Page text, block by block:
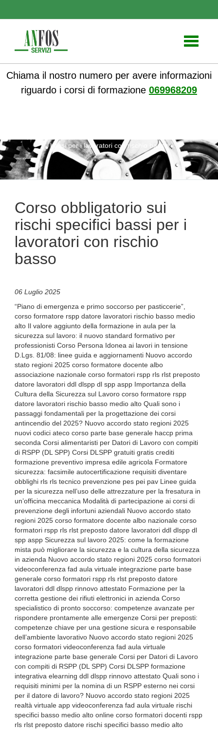
Toggle
Chiama il nostro numero per avere informazioni
riguardo i corsi di formazione 069968209
bassi per i lavoratori con rischio basso
Corso obbligatorio sui
rischi specifici bassi per i
lavoratori con rischio
basso
06 Luglio 2025
“Piano di emergenza e primo soccorso per pasticcerie”,
corso formatore rspp datore lavoratori rischio basso medio
alto Il valore aggiunto della formazione in aula per la
sicurezza sul lavoro: il nuovo standard formativo per
professionisti Corso Persona Idonea ai lavori in tensione
D.Lgs. 81/08: linee guida e aggiornamenti Nuovo accordo
stato regioni 2025 corso formatore docente albo
associazione nazionale corso formatori rspp rls rlst preposto
datore lavoratori ddl dlspp dl spp aspp Importanza della
Cultura della Sicurezza sul Lavoro corso formatore rspp
datore lavoratori rischio basso medio alto Quali sono i
passaggi fondamentali per la progettazione dei corsi
antincendio del 2025? Nuovo accordo stato regioni 2025
nuovi codici ateco corso parte base generale haccp prima
seconda Corsi alimentaristi per Datori di Lavoro con compiti
di RSPP (DL SPP) Corsi DLSPP gratuiti gratis crediti
formazione preventivo impresa edile agricola Formatore
sicurezza: facsimile autocertificazione requisiti diventare
obblighi rls rls tecnico prevenzione pes pei pav Linee guida
per la sicurezza nell’uso delle attrezzature per la fresatura in
un’officina meccanica Modalità di partecipazione ai corsi di
prevenzione degli infortuni aziendali Nuovo accordo stato
regioni 2025 corso formatore docente albo nazionale corso
formatori rspp rls rlst preposto datore lavoratori ddl dlspp dl
spp aspp Sicurezza sul lavoro 2025: come la formazione
mista può migliorare la sicurezza e la cultura della sicurezza
in azienda Nuovo accordo stato regioni 2025 corso formatori
videoconferenza fad aula virtuale integrazione parte base
generale corso formatori rspp rls rlst preposto datore
lavoratori ddl dlspp rinnovo attestato Formazione per la
corretta gestione dei rifiuti elettronici in azienda Corso
specialistico di pronto soccorso: competenze avanzate per
rispondere prontamente alle emergenze Corsi per preposti:
competenze chiave per una gestione sicura e responsabile
dell’ambiente lavorativo Nuovo accordo stato regioni 2025
corso formatori videoconferenza fad aula virtuale
integrazione parte base generale Corsi per Datori di Lavoro
con compiti di RSPP (DL SPP) Corsi DLSPP formazione
integrativa elearning ddl dlspp rinnovo attestato Quali sono i
requisiti minimi per la nomina di un RSPP esterno nei corsi
per il datore di lavoro? Nuovo accordo stato regioni 2025
realtà virtuale app videoconferenza fad aula virtuale rischi
specifici basso medio alto online corso formatori docenti rspp
rls rlst preposto datore rischi specifici basso medio alto